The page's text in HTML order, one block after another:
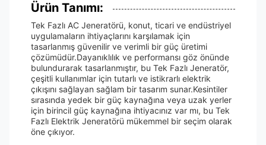
Ürün Tanımı:
Tek Fazlı AC Jeneratörü, konut, ticari ve endüstriyel
uygulamaların ihtiyaçlarını karşılamak için
tasarlanmış güvenilir ve verimli bir güç üretimi
çözümüdür.Dayanıklılık ve performansı göz önünde
bulundurarak tasarlanmıştır, bu Tek Fazlı Jeneratör,
çeşitli kullanımlar için tutarlı ve istikrarlı elektrik
çıkışını sağlayan sağlam bir tasarım sunar.Kesintiler
sırasında yedek bir güç kaynağına veya uzak yerler
için birincil güç kaynağına ihtiyacınız var mı, bu Tek
Fazlı Elektrik Jeneratörü mükemmel bir seçim olarak
öne çıkıyor.